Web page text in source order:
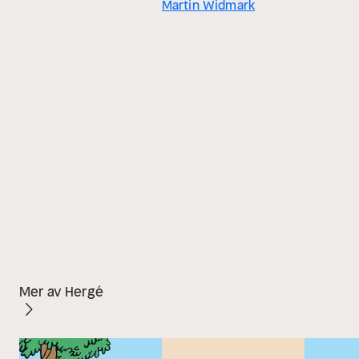
Martin Widmark
Mer av Hergé